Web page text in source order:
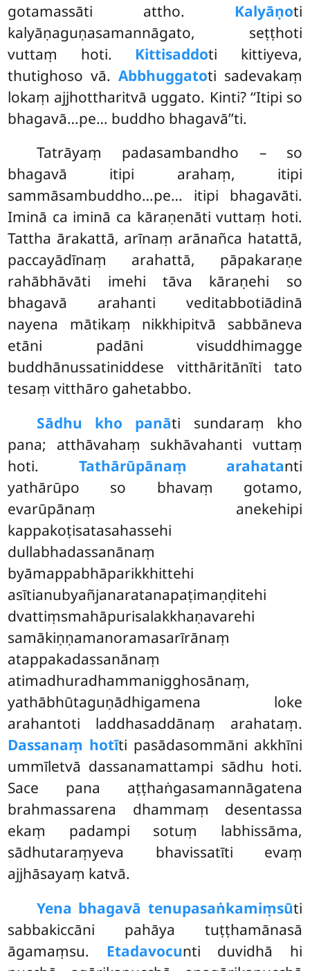
gotamassāti attho. Kalyāṇoti
kalyāṇaguṇasamannāgato, seṭṭhoti
vuttaṃ hoti. Kittisaddoti kittiyeva,
thutighoso vā. Abbhuggatoti sadevakaṃ
lokaṃ ajjhottharitvā uggato. Kinti? ‘‘Itipi so
bhagavā…pe… buddho bhagavā’’ti.
Tatrāyaṃ padasambandho – so
bhagavā itipi arahaṃ, itipi
sammāsambuddho…pe… itipi bhagavāti.
Iminā ca iminā ca kāraṇenāti vuttaṃ hoti.
Tattha ārakattā, arīnaṃ arānañca hatattā,
paccayādīnaṃ arahattā, pāpakaraṇe
rahābhāvāti imehi tāva kāraṇehi so
bhagavā arahanti veditabbotiādinā
nayena mātikaṃ nikkhipitvā sabbāneva
etāni padāni visuddhimagge
buddhānussatiniddese vitthāritānīti tato
tesaṃ vitthāro gahetabbo.
Sādhu kho panāti sundaraṃ kho
pana; atthāvahaṃ sukhāvahanti vuttaṃ
hoti. Tathārūpānaṃ arahatanti
yathārūpo so bhavaṃ gotamo,
evarūpānaṃ anekehipi
kappakoṭisatasahassehi
dullabhadassanānaṃ
byāmappabhāparikkhittehi
asītianubyañjanaratanapaṭimaṇḍitehi
dvattiṃsmahāpurisalakkhaṇavarehi
samākiṇṇamanoramasarīrānaṃ
atappakadassanānaṃ
atimadhuradhammanigghosānaṃ,
yathābhūtaguṇādhigamena loke
arahantoti laddhasaddānaṃ arahataṃ.
Dassanaṃ hotīti pasādasommāni akkhīni
ummīletvā dassanamattampi sādhu hoti.
Sace pana aṭṭhaṅgasamannāgatena
brahmassarena dhammaṃ desentassa
ekaṃ padampi sotuṃ labhissāma,
sādhutaraṃyeva bhavissatīti evaṃ
ajjhāsayaṃ katvā.
Yena bhagavā tenupasaṅkamiṃsūti
sabbakiccāni pahāya tuṭṭhamānasā
āgamaṃsu. Etadavocunti duvidhā hi